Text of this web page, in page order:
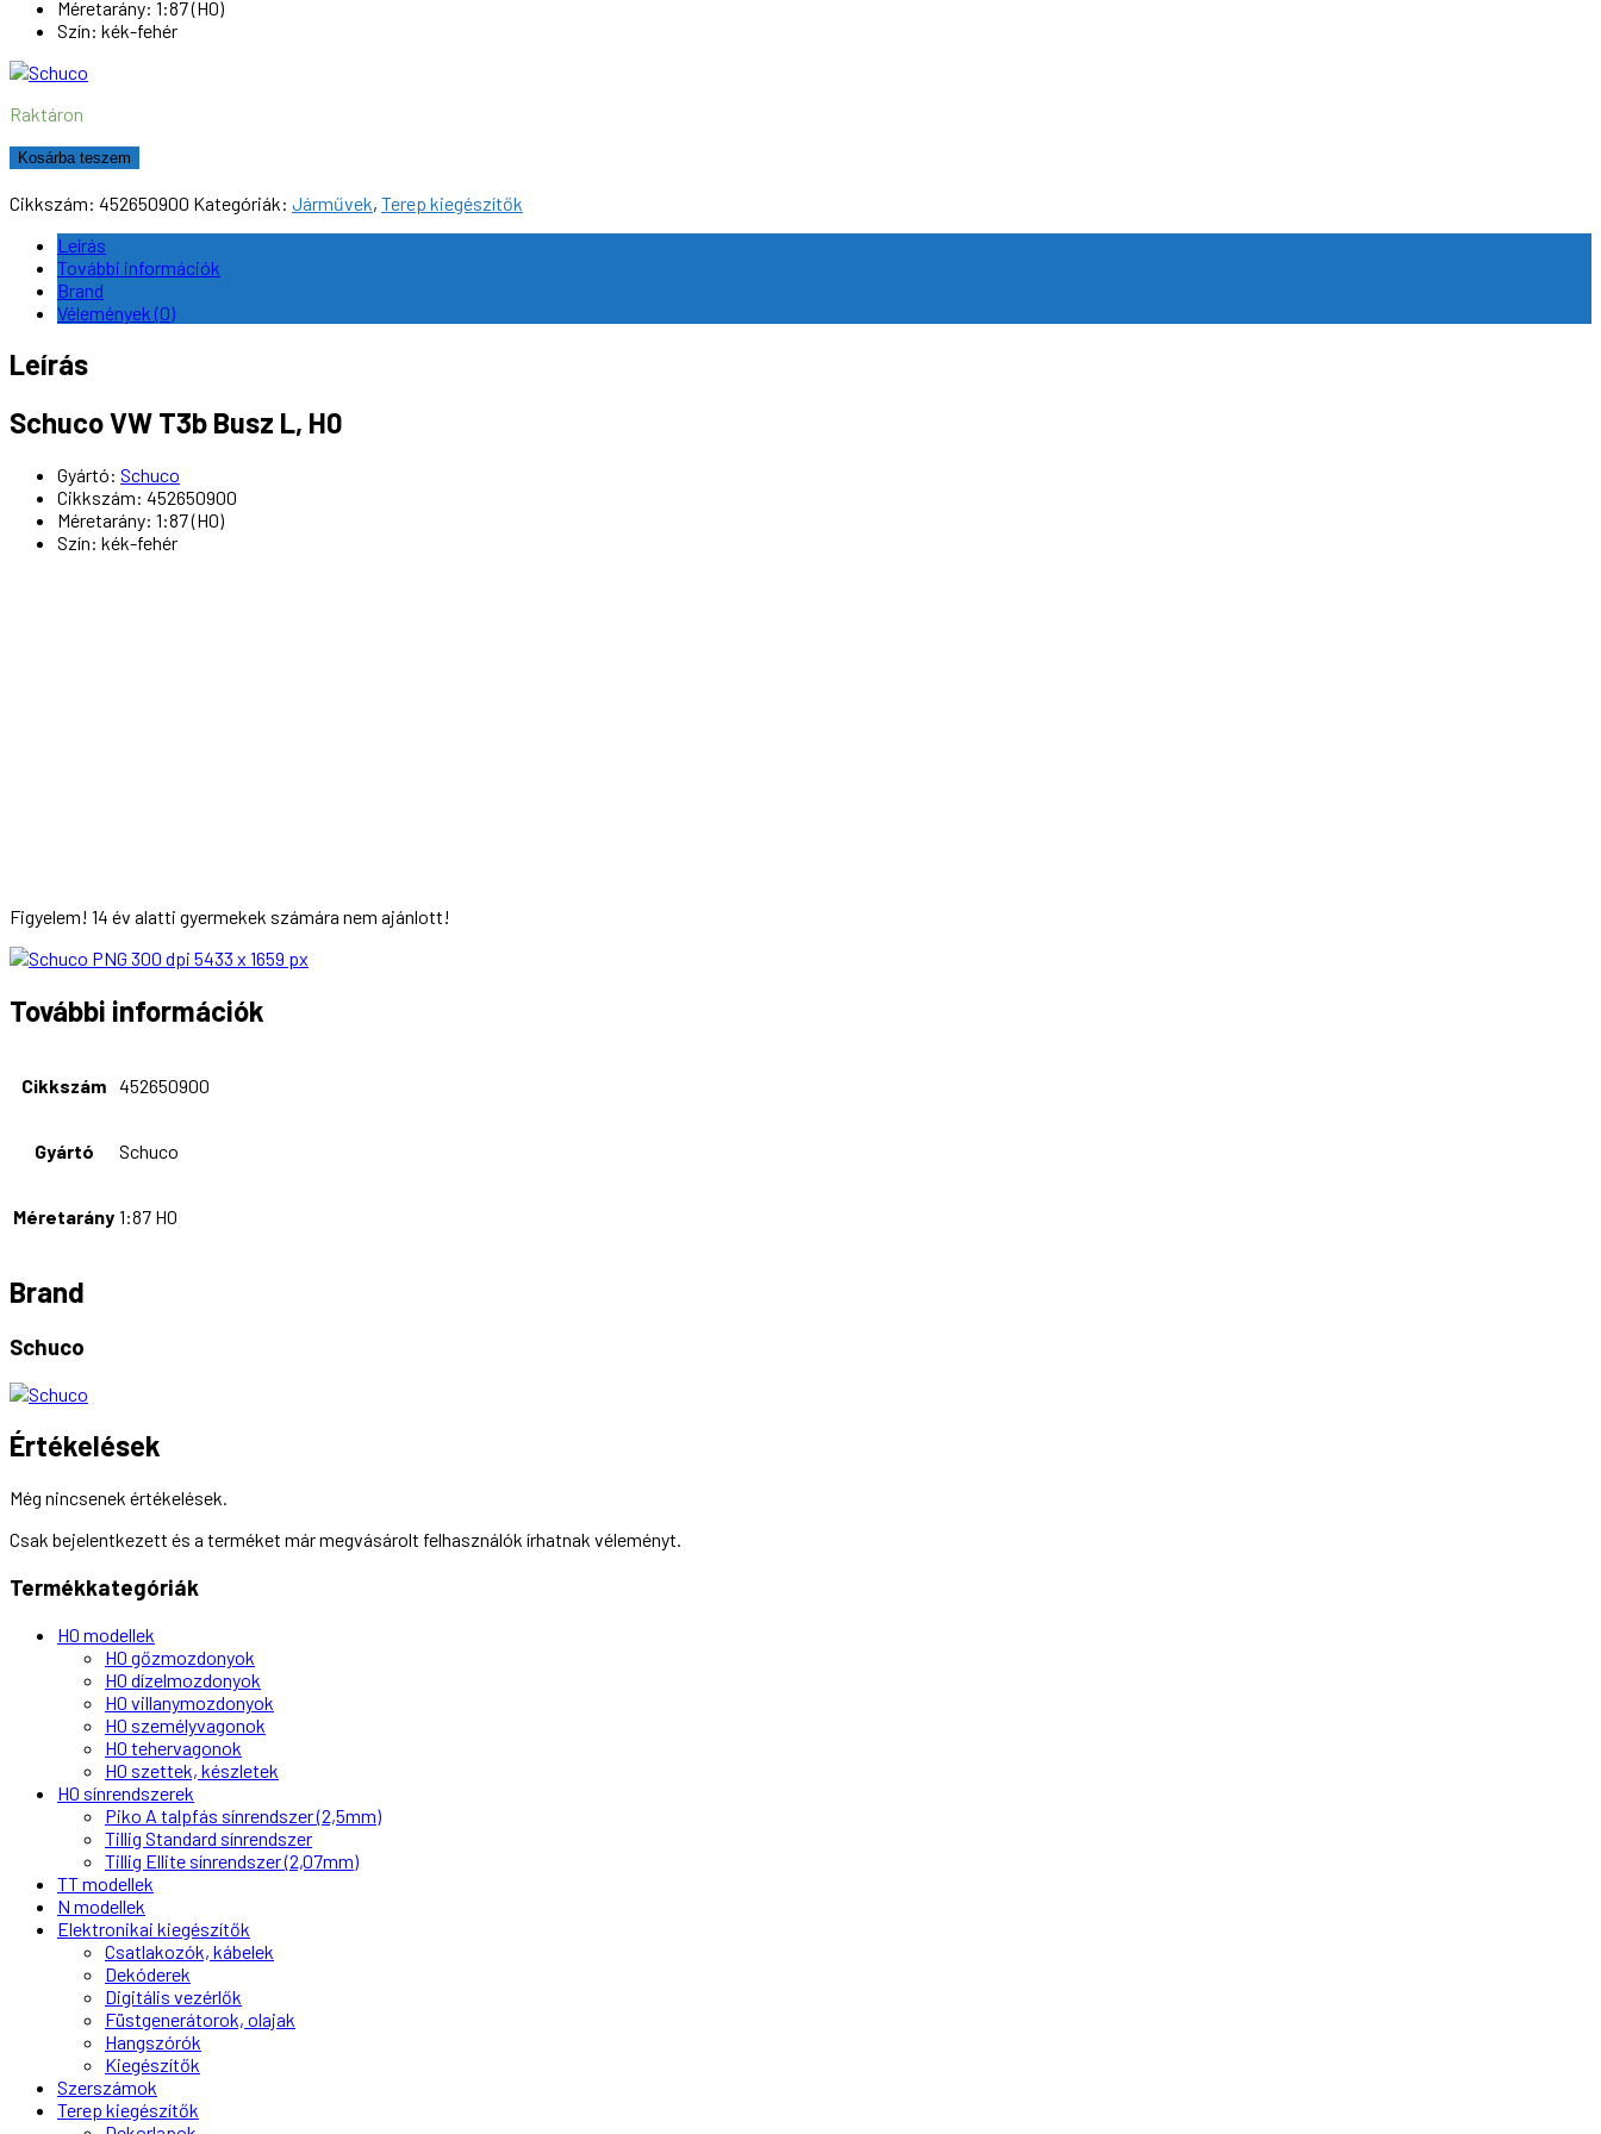
Méretarány: 1:87 (H0)
Szín: kék-fehér
Raktáron
Schuco
VW
T3b
mennyiség
Kosárba teszem
Cikkszám: 452650900 Kategóriák: Járművek, Terep kiegészítők
Leírás
További információk
Brand
Vélemények (0)
Leírás
Schuco VW T3b Busz L, H0
Gyártó: Schuco
Cikkszám: 452650900
Méretarány: 1:87 (H0)
Szín: kék-fehér
Figyelem! 14 év alatti gyermekek számára nem ajánlott!
További információk
Cikkszám 452650900
Gyártó Schuco
Méretarány 1:87 H0
Brand
Schuco
Értékelések
Még nincsenek értékelések.
Csak bejelentkezett és a terméket már megvásárolt felhasználók írhatnak véleményt.
Termékkategóriák
H0 modellek
H0 gőzmozdonyok
H0 dízelmozdonyok
H0 villanymozdonyok
H0 személyvagonok
H0 tehervagonok
H0 szettek, készletek
H0 sínrendszerek
Piko A talpfás sínrendszer (2,5mm)
Tillig Standard sínrendszer
Tillig Ellite sínrendszer (2,07mm)
TT modellek
N modellek
Elektronikai kiegészítők
Csatlakozók, kábelek
Dekóderek
Digitális vezérlők
Füstgenerátorok, olajak
Hangszórók
Kiegészítők
Szerszámok
Terep kiegészítők